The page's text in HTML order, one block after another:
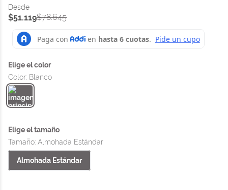
$51.119$78.645
Color: Blanco
Tamaño: Almohada Estándar
Almohada Estándar